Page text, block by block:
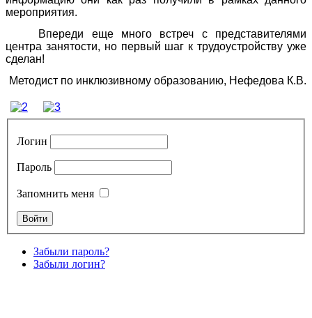
мероприятия.
Впереди еще много встреч с представителями
центра занятости, но первый шаг к трудоустройству уже
сделан!
Методист по инклюзивному образованию, Нефедова К.В.
Логин
Пароль
Запомнить меня
Забыли пароль?
Забыли логин?